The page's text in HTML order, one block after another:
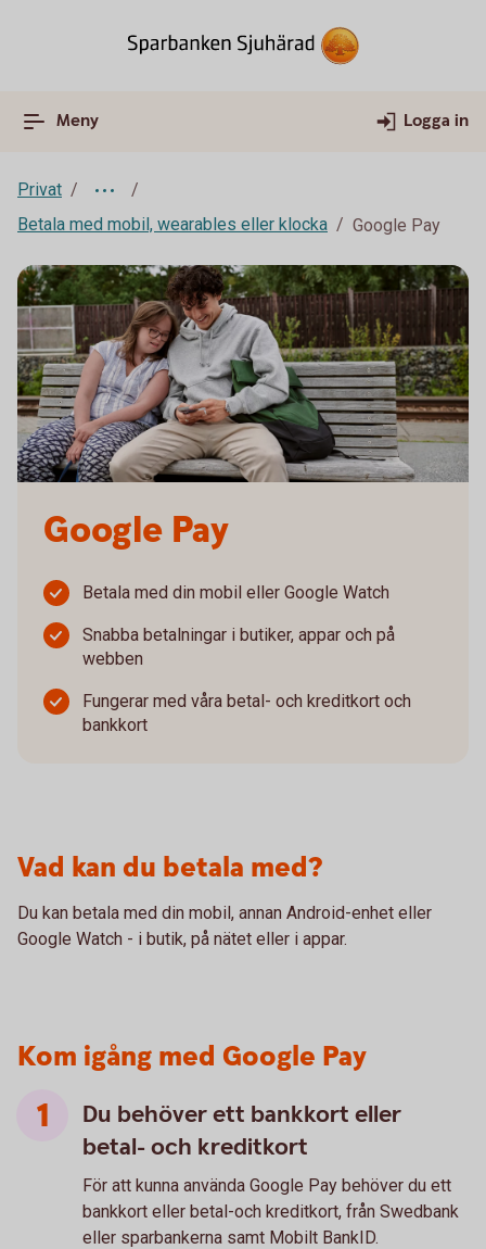
Meny Logga in
Privat
Betala med mobil, wearables eller klocka
Google Pay
Google Pay
Betala med din mobil eller Google Watch
Snabba betalningar i butiker, appar och på
webben
Fungerar med våra betal- och kreditkort och
bankkort
Vad kan du betala med?
Du kan betala med din mobil, annan Android-enhet eller
Google Watch - i butik, på nätet eller i appar.
Kom igång med Google Pay
Du behöver ett bankkort eller
betal- och kreditkort
För att kunna använda Google Pay behöver du ett
bankkort eller betal-och kreditkort, från Swedbank
eller sparbankerna samt Mobilt BankID.